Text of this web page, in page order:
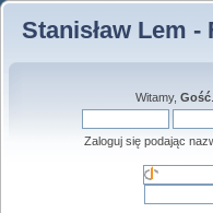
Stanisław Lem -
Witamy, Gość.
Zaloguj się podając